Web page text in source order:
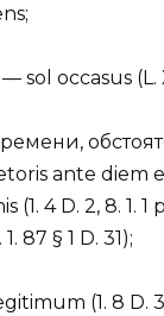
sol occasus (L.
ante diem
4 D. 2, 8. 1. 1
1. 87 § 1 D. 31);
(1. 8 D. 3,